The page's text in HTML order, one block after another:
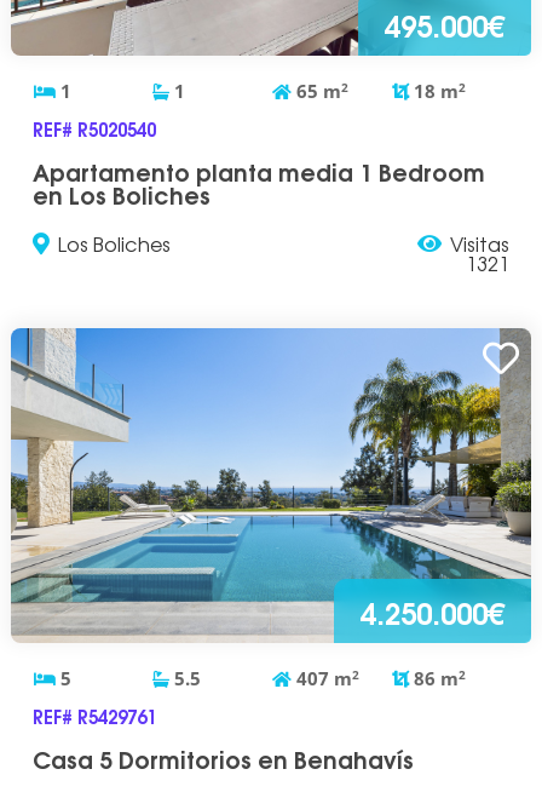
495.000€
1 1 65 m2 18 m2
REF# R5020540
Apartamento planta media 1 Bedroom
en Los Boliches
Los Boliches Visitas
1321
4.250.000€
5 5.5 407 m2 86 m2
REF# R5429761
Casa 5 Dormitorios en Benahavís